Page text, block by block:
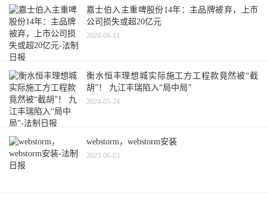
嘉士伯入主重啤股份14年：主品牌被弃，上市
公司损失或超20亿元
2024-08-11
衡水恒丰理想城实际施工方工程款竟然被“截
胡”！ 九江丰瑞陷入“局中局”
2024-05-24
webstorm，webstorm安装
2023-06-03